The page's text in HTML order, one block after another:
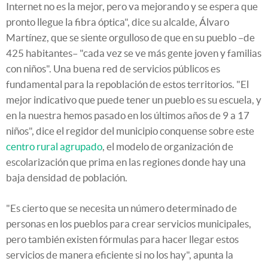
Internet no es la mejor, pero va mejorando y se espera que
pronto llegue la fibra óptica", dice su alcalde, Álvaro
Martínez, que se siente orgulloso de que en su pueblo –de
425 habitantes– "cada vez se ve más gente joven y familias
con niños". Una buena red de servicios públicos es
fundamental para la repoblación de estos territorios. "El
mejor indicativo que puede tener un pueblo es su escuela, y
en la nuestra hemos pasado en los últimos años de 9 a 17
niños", dice el regidor del municipio conquense sobre este
centro rural agrupado, el modelo de organización de
escolarización que prima en las regiones donde hay una
baja densidad de población.
"Es cierto que se necesita un número determinado de
personas en los pueblos para crear servicios municipales,
pero también existen fórmulas para hacer llegar estos
servicios de manera eficiente si no los hay", apunta la